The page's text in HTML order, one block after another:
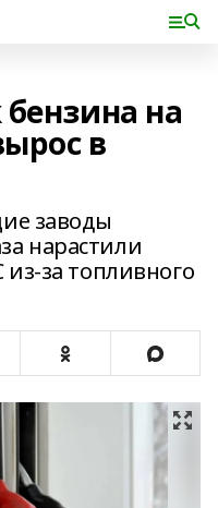
на
в
заводы
нарастили
из-за топливного